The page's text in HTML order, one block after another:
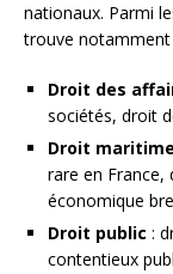
nationaux. Parmi
trouve notamment
Droit des
sociétés, droit
Droit
rare en France,
économique
Droit public :
contentieux